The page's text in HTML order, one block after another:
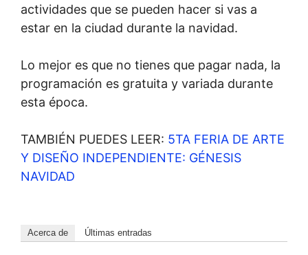
actividades que se pueden hacer si vas a
estar en la ciudad durante la navidad.
Lo mejor es que no tienes que pagar nada, la
programación es gratuita y variada durante
esta época.
TAMBIÉN PUEDES LEER: 5TA FERIA DE ARTE
Y DISEÑO INDEPENDIENTE: GÉNESIS
NAVIDAD
Acerca de Últimas entradas